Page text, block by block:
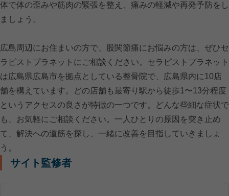
体で体の歪みや筋肉の緊張を整え、痛みの軽減や再発予防をし
ましょう。
広島周辺にお住まいの方で、股関節痛にお悩みの方は、ぜひセ
ラピストプラネットにご相談ください。セラピストプラネット
は広島県広島市を拠点としている整骨院で、広島県内に10店
舗を構えています。どの店舗も最寄り駅から徒歩1〜13分程度
というアクセスの良さが特徴の一つです。どんな些細な症状で
も、お気軽にご相談ください。一人ひとりの原因を突き止め
て、解決への道筋を探し、一緒に改善を目指していきましょ
う。
サイト監修者